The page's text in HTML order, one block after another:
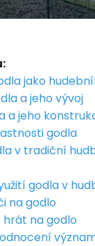
jako
a jeho vývoj
a jeho
godla
v tradiční
godla v
na godlo
hrát na godlo